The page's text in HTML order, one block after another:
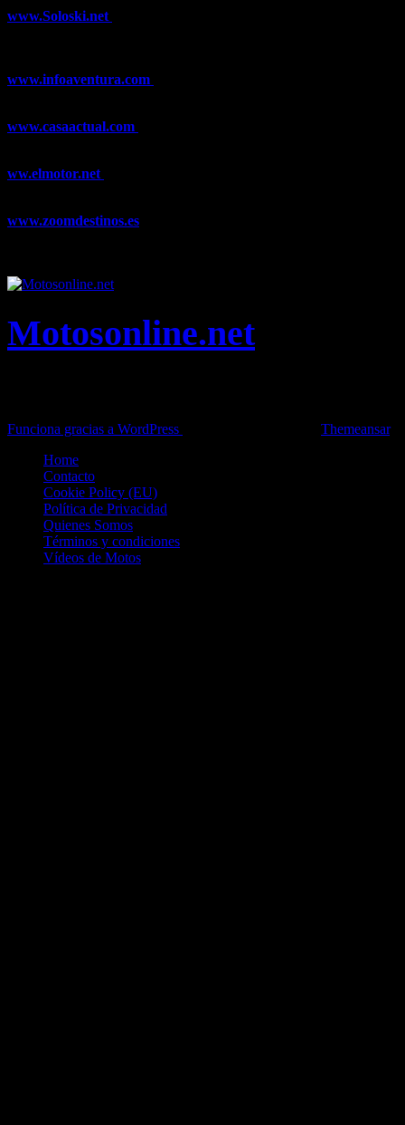
www.Soloski.net
www.infoaventura.com
www.casaactual.com
ww.elmotor.net
www.zoomdestinos.es
Motosonline.net
Funciona gracias a WordPress
Themeansar.
Home
Contacto
Cookie Policy (EU)
Política de Privacidad
Quienes Somos
Términos y condiciones
Vídeos de Motos